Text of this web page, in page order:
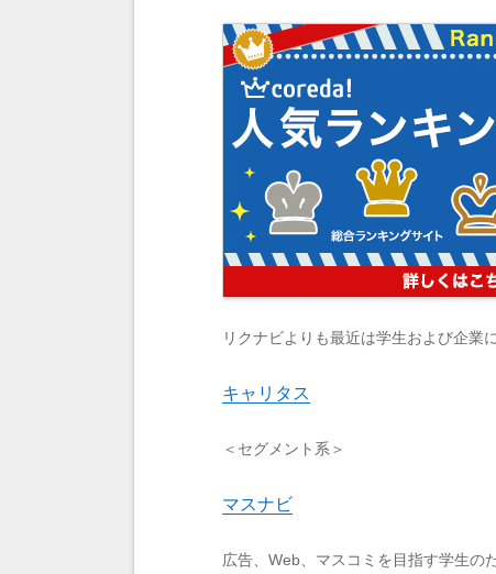
リクナビよりも最近は学生および企業
キャリタス
＜セグメント系＞
マスナビ
広告、Web、マスコミを目指す学生の